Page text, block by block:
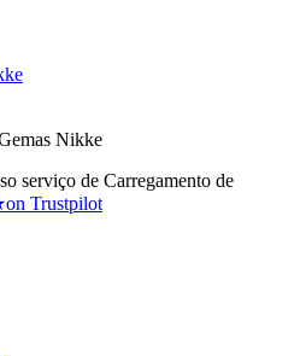
Nikke
serviço de Carregamento de
on Trustpilot